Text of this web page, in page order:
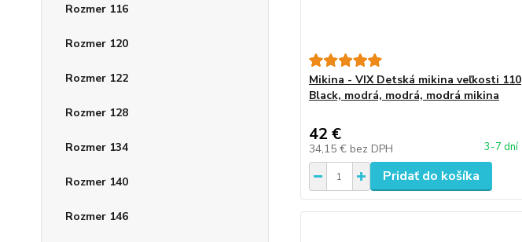
Rozmer 116
Rozmer 120
Rozmer 122
Rozmer 128
Rozmer 134
Rozmer 140
Rozmer 146
Mikina - VIX Detská mikina veľkosti 110
Black, modrá, modrá, modrá mikina
42 €
34,15 € bez DPH 3-7 dní
Pridať do košíka